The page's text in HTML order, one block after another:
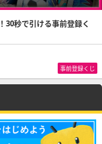
30秒で引ける事前登録く
事前登録くじ